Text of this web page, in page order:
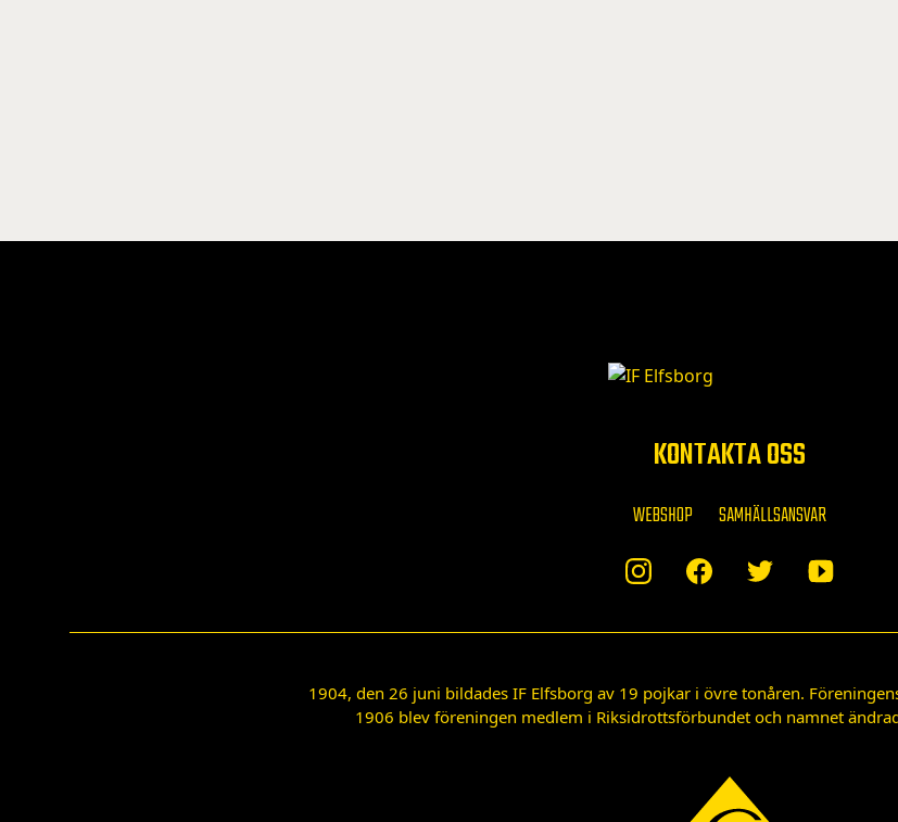
KONTAKTA OSS
WEBSHOP SAMHÄLLSANSVAR
1904, den 26 juni bildades IF Elfsborg av 19 pojkar i övre tonåren.
1906 blev föreningen medlem i Riksidrottsförbundet och namnet